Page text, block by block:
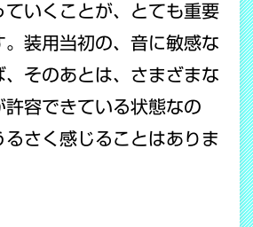
ていくことが、とても重要
。装用当初の、音に敏感な
、そのあとは、さまざまな
許容できている状態なの
るさく感じることはありま